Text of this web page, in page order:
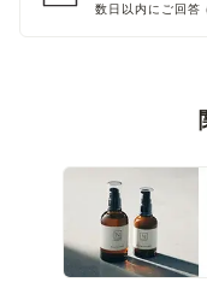
数日以内にご回答